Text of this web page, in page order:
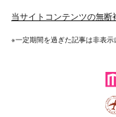
当サイトコンテンツの無
※一定期間を過ぎた記事は非表